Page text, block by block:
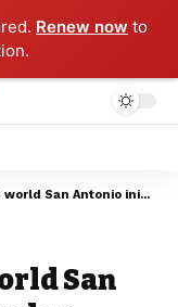
Renew now to
de los trabajadores denuncia amenazas de la empresa
San